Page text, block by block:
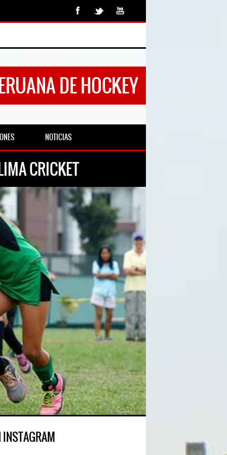
DE HOCKEY
NOTICIAS
CRICKET
INSTAGRAM